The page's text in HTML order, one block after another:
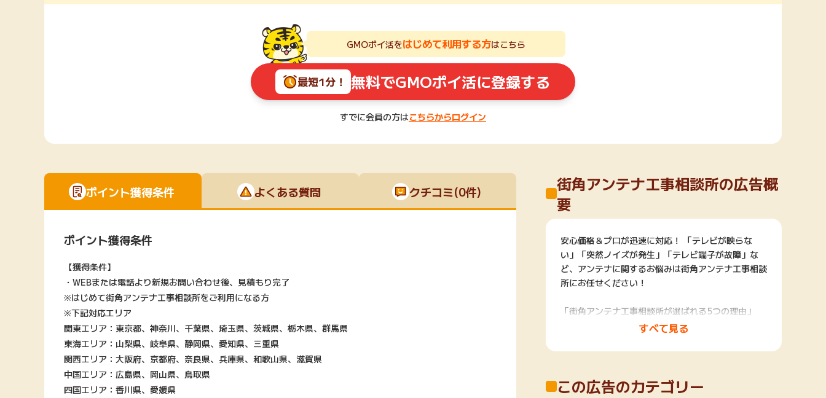
GMOポイ活をはじめて利用する方はこちら
最短1分！ 無料でGMOポイ活に登録する
すでに会員の方はこちらからログイン
ポイント獲得条件 よくある質問 クチコミ(0件)
ポイント獲得条件
【獲得条件】
・WEBまたは電話より新規お問い合わせ後、見積もり完了
※はじめて街角アンテナ工事相談所をご利用になる方
※下記対応エリア
関東エリア：東京都、神奈川、千葉県、埼玉県、茨城県、栃木県、群馬県
東海エリア：山梨県、岐阜県、静岡県、愛知県、三重県
関西エリア：大阪府、京都府、奈良県、兵庫県、和歌山県、滋賀県
中国エリア：広島県、岡山県、鳥取県
四国エリア：香川県、愛媛県
街角アンテナ工事相談所の広告概
要
安心価格＆プロが迅速に対応！ 「テレビが映らな
い」「突然ノイズが発生」「テレビ端子が故障」な
ど、アンテナに関するお悩みは街角アンテナ工事相談
所にお任せください！
「街角アンテナ工事相談所が選ばれる5つの理由」
①Web限定特典！他社より5,000円割引いたします！
③受付から施工まで専属スタッフチームが一括対応！
⑤火災保険適用で工事費が無料に！
すべて見る
この広告のカテゴリー